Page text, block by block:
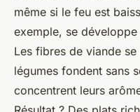
même si le feu est
exemple, se
Les fibres de viande
légumes fondent sans
concentrent leurs